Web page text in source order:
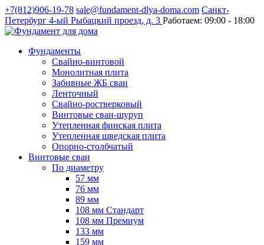
+7(812)906-19-78 sale@fundament-dlya-doma.com Санкт-
Петербург 4-ый Рыбацкий проезд, д. 3 Работаем: 09:00 - 18:00
Фундаменты
Свайно-винтовой
Монолитная плита
Забивные ЖБ сваи
Ленточный
Свайно-ростверковый
Винтовые сваи-шуруп
Утепленная финская плита
Утепленная шведская плита
Опорно-столбчатый
Винтовые сваи
По диаметру
57 мм
76 мм
89 мм
108 мм Стандарт
108 мм Премиум
133 мм
159 мм